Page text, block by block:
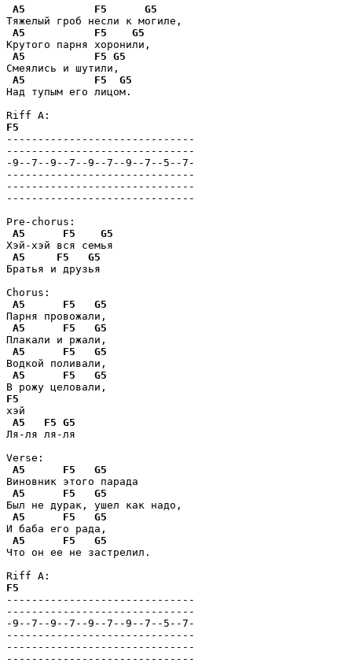
A5
F5
G5
Тяжелый гроб несли к могиле,
A5
F5
G5
Крутого парня хоронили,
A5
F5 G5
Смеялись и шутили,
A5
F5
G5
Над тупым его лицом.
F5
------------------------------
------------------------------
-9--7--9--7--9--7--9--7--5--7-
------------------------------
------------------------------
------------------------------
Pre-chorus:
A5
F5
G5
Хэй-хэй вся семья
A5
F5
G5
Братья и друзья
Chorus:
A5
F5
G5
Парня провожали,
A5
F5
G5
Плакали и ржали,
A5
F5
G5
Водкой поливали,
A5
F5
G5
F5
хэй
A5
F5 G5
Ля-ля ля-ля
Verse:
A5
F5
G5
Виновник этого парада
A5
F5
G5
Был не дурак, ушел как надо,
A5
F5
G5
И баба его рада,
A5
F5
G5
Что он ее не застрелил.
F5
------------------------------
------------------------------
-9--7--9--7--9--7--9--7--5--7-
------------------------------
------------------------------
------------------------------